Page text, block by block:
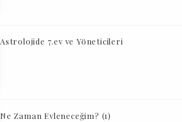
Astrolojide 7.ev ve Yöneticileri
Ne Zaman Evleneceğim? (1)